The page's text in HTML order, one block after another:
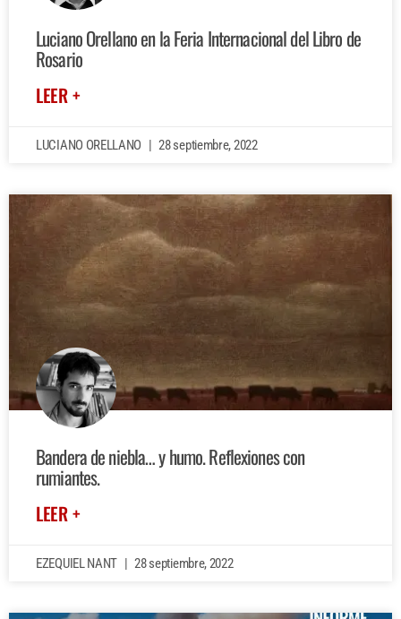
Luciano Orellano en la Feria Internacional del Libro de
Rosario
LEER +
LUCIANO ORELLANO 28 septiembre, 2022
Bandera de niebla… y humo. Reflexiones con
rumiantes.
LEER +
EZEQUIEL NANT 28 septiembre, 2022